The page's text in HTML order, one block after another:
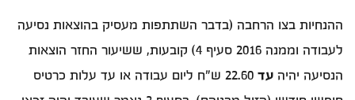
ההנחיות בצו הרחבה (בדבר השתתפות מעסיק בהוצאות נסיעה
לעבודה וממנה 2016 סעיף 4) קובעות, ששיעור החזר הוצאות
הנסיעה יהיה עד
22.60 ש"ח ליום עבודה או עד עלות כרטיס